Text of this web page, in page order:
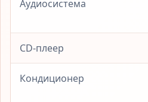
Аудиосистема
CD-плеер
Кондиционер